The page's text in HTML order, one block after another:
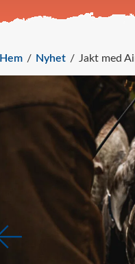
Hem / Nyhet / Jakt med